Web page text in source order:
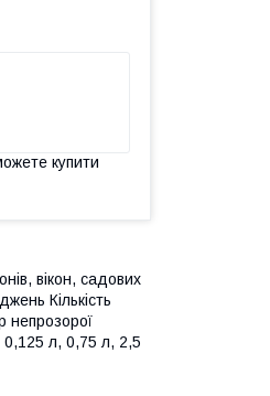
купити
вікон, садових
Кількість
непрозорої
0,125 л, 0,75 л, 2,5